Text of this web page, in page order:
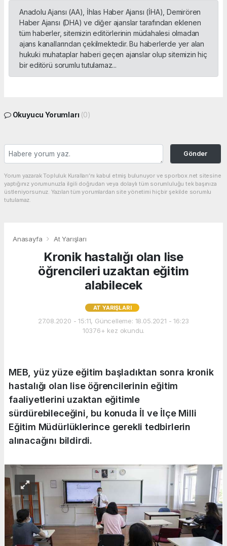
Anadolu Ajansı (AA), İhlas Haber Ajansı (İHA), Demirören
Haber Ajansı (DHA) ve diğer ajanslar tarafından eklenen
tüm haberler, sitemizin editörlerinin müdahalesi olmadan
ajans kanallarından çekilmektedir. Bu haberlerde yer alan
hukuki muhataplar haberi geçen ajanslar olup sitemizin hiç
bir editörü sorumlu tutulamaz...
Okuyucu Yorumları (0)
Gönder
Yorum yazarak Topluluk Kuralları’nı kabul etmiş bulunuyor ve sporbox.net sitesine
yaptığınız yorumunuzla ilgili doğrudan veya dolaylı tüm sorumluluğu tek başınıza
üstleniyorsunuz. Yazılan tüm yorumlardan site yönetimi hiçbir şekilde sorumlu
tutulamaz.
Anasayfa At Yarışları
Kronik hastalığı olan lise
öğrencileri uzaktan eğitim
alabilecek
AT YARIŞLARI
27.08.2020 - 15:11, Güncelleme: 18.05.2021 - 16:23
10376+ kez okundu.
MEB, yüz yüze eğitim başladıktan sonra kronik
hastalığı olan lise öğrencilerinin eğitim
faaliyetlerini uzaktan eğitimle
sürdürebileceğini, bu konuda İl ve İlçe Milli
Eğitim Müdürlüklerince gerekli tedbirlerin
alınacağını bildirdi.